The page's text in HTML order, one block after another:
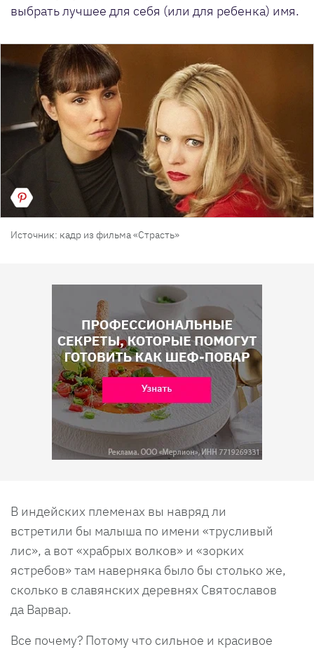
выбрать лучшее для себя (или для ребенка) имя.
Источник: кадр из фильма «Страсть»
В индейских племенах вы навряд ли
встретили бы малыша по имени «трусливый
лис», а вот «храбрых волков» и «зорких
ястребов» там наверняка было бы столько же,
сколько в славянских деревнях Святославов
да Варвар.
Все почему? Потому что сильное и красивое